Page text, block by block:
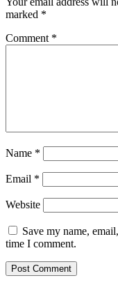
marked *
Comment *
Name *
Email *
Website
Save my name,
time I comment.